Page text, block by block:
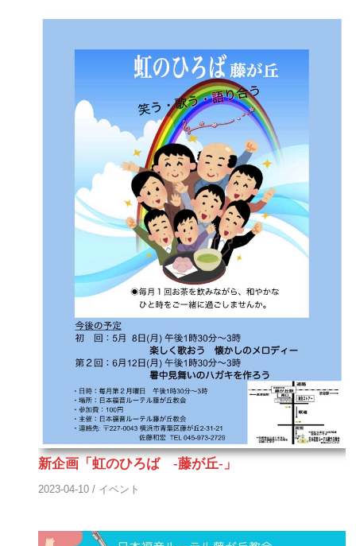
新企画「虹のひろば -藤が丘-」
2023-04-10 / イベント